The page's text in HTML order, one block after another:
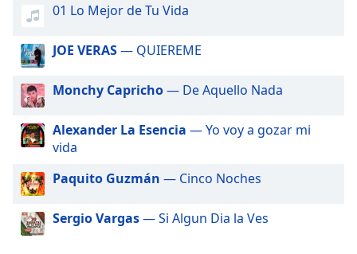
modal
window.
Beginning
window.
Escape
cancel
close
01 Lo Mejor de Tu Vida
JOE VERAS— QUIEREME
Monchy Capricho— De Aquello Nada
Alexander La Esencia — Yo voy a gozar mi
vida
Paquito Guzmán — Cinco Noches
Sergio Vargas— Si Algun Dia la Ves